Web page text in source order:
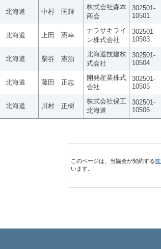
北海道 中村 匡輝
株式会社森本
商会
302501-
10501
北海道 上田 憲幸
ナラサキライ
ン株式会社
302501-
10503
北海道 柴谷 憲治
北海道技建株
式会社
302501-
10504
北海道 藤田 正志
開発産業株式
会社
302501-
10505
北海道 川村 正樹
株式会社保工
北海道
302501-
10506
このページは、当協会が契約する
います。